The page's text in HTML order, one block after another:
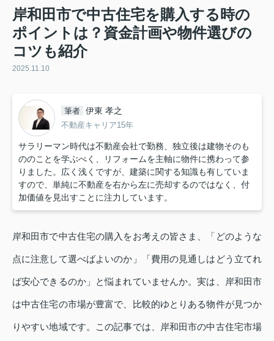
岸和田市で中古住宅を購入する時の
ポイントは？資金計画や物件選びの
コツも紹介
2025.11.10
筆者 伊東 孝之
不動産キャリア15年
サラリーマン時代は不動産会社で勤務、独立後は建物そのも
ののことを学ぶべく、リフォームを主軸に物件に携わって参
りました。広く浅くですが、建築に関する知識も有していま
すので、単純に不動産を右から左に売却するのではなく、付
加価値を見出すことに注力しています。
岸和田市で中古住宅の購入をお考えの皆さま、「どのような
点に注意して選べばよいのか」「費用の見通しはどう立てれ
ば安心できるのか」と悩まれていませんか。実は、岸和田市
は中古住宅の市場が豊富で、比較的ゆとりある物件が見つか
りやすい地域です。この記事では、岸和田市の中古住宅市場